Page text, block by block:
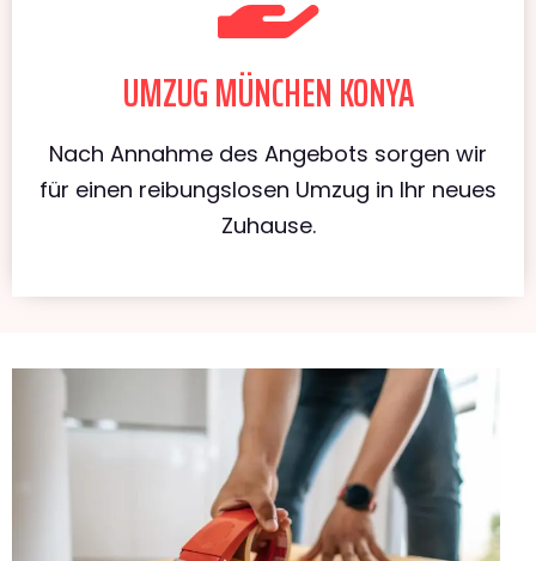
UMZUG MÜNCHEN KONYA
Nach Annahme des Angebots sorgen wir
für einen reibungslosen Umzug in Ihr neues
Zuhause.